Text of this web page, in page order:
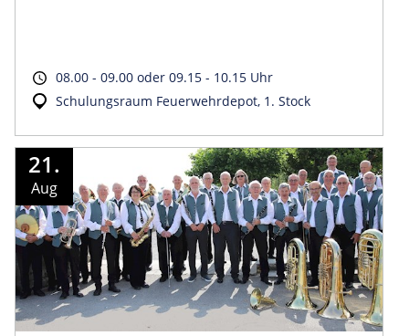
08.00 - 09.00 oder 09.15 - 10.15 Uhr
Schulungsraum Feuerwehrdepot, 1. Stock
21.
Aug